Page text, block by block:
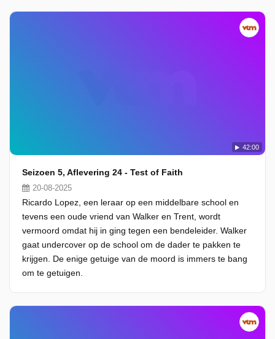
42:00
Seizoen 5, Aflevering 24 - Test of Faith
20-08-2025
Ricardo Lopez, een leraar op een middelbare school en
tevens een oude vriend van Walker en Trent, wordt
vermoord omdat hij in ging tegen een bendeleider. Walker
gaat undercover op de school om de dader te pakken te
krijgen. De enige getuige van de moord is immers te bang
om te getuigen.